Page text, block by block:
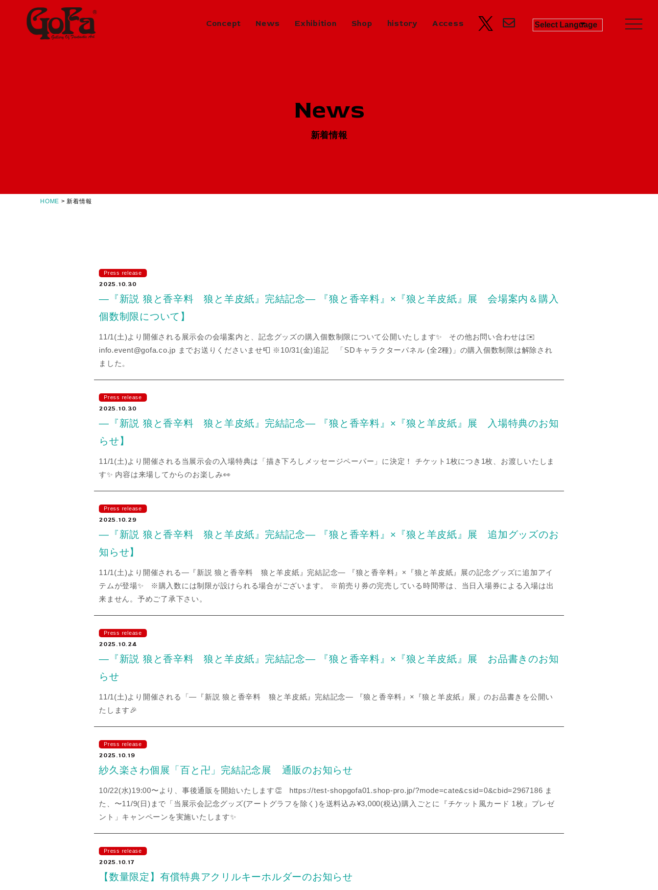
Concept News Exhibition Shop history Access
次回エキシビジョン
新着情報
News
HOME >新着情報
Press release
2025.10.30
―『新説 狼と香辛料 狼と羊皮紙』完結記念― 『狼と香辛料』×『狼と羊皮紙』展 会場案内＆購入
個数制限について】
11/1(土)より開催される展示会の会場案内と、記念グッズの購入個数制限について公開いたします✨ その他お問い合わせは✉️
info.event@gofa.co.jp までお送りくださいませ📮 ※10/31(金)追記 「SDキャラクターパネル (全2種)」の購入個数制限は解除され
ました。
Press release
2025.10.30
―『新説 狼と香辛料 狼と羊皮紙』完結記念― 『狼と香辛料』×『狼と羊皮紙』展 入場特典のお知
らせ】
11/1(土)より開催される当展示会の入場特典は「描き下ろしメッセージペーパー」に決定！ チケット1枚につき1枚、お渡しいたしま
す✨ 内容は来場してからのお楽しみ👀
Press release
2025.10.29
―『新説 狼と香辛料 狼と羊皮紙』完結記念― 『狼と香辛料』×『狼と羊皮紙』展 追加グッズのお
知らせ】
11/1(土)より開催される―『新説 狼と香辛料 狼と羊皮紙』完結記念― 『狼と香辛料』×『狼と羊皮紙』展の記念グッズに追加アイ
テムが登場✨ ※購入数には制限が設けられる場合がございます。 ※前売り券の完売している時間帯は、当日入場券による入場は出
来ません。予めご了承下さい。
Press release
2025.10.24
―『新説 狼と香辛料 狼と羊皮紙』完結記念― 『狼と香辛料』×『狼と羊皮紙』展 お品書きのお知
らせ
11/1(土)より開催される「―『新説 狼と香辛料 狼と羊皮紙』完結記念― 『狼と香辛料』×『狼と羊皮紙』展」のお品書きを公開い
たします🎉
Press release
2025.10.19
紗久楽さわ個展「百と卍」完結記念展 通販のお知らせ
10/22(水)19:00〜より、事後通販を開始いたします👏 https://test-shopgofa01.shop-pro.jp/?mode=cate&csid=0&cbid=2967186 ま
た、〜11/9(日)まで「当展示会記念グッズ(アートグラフを除く)を送料込み¥3,000(税込)購入ごとに『チケット風カード 1枚』プレゼ
ント」キャンペーンを実施いたします✨
Press release
2025.10.17
【数量限定】有償特典アクリルキーホルダーのお知らせ